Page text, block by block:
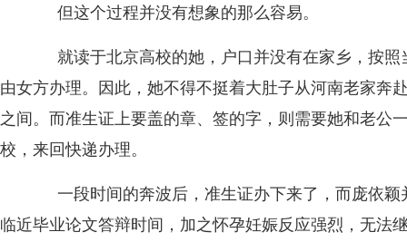
但这个过程并没有想象的那么容易。
就读于北京高校的她，户口并没有在家乡，按照
由女方办理。因此，她不得不挺着大肚子从河南老家奔
之间。而准生证上要盖的章、签的字，则需要她和老公
校，来回快递办理。
一段时间的奔波后，准生证办下来了，而庞依颖
临近毕业论文答辩时间，加之怀孕妊娠反应强烈，无法